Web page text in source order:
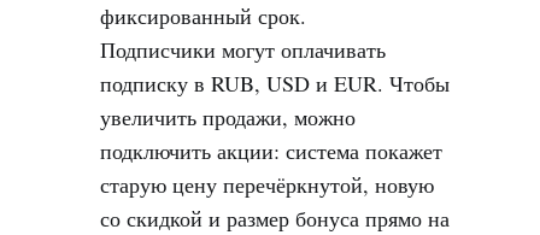
фиксированный срок.
Подписчики могут оплачивать
подписку в RUB, USD и EUR. Чтобы
увеличить продажи, можно
подключить акции: система покажет
старую цену перечёркнутой, новую
со скидкой и размер бонуса прямо на